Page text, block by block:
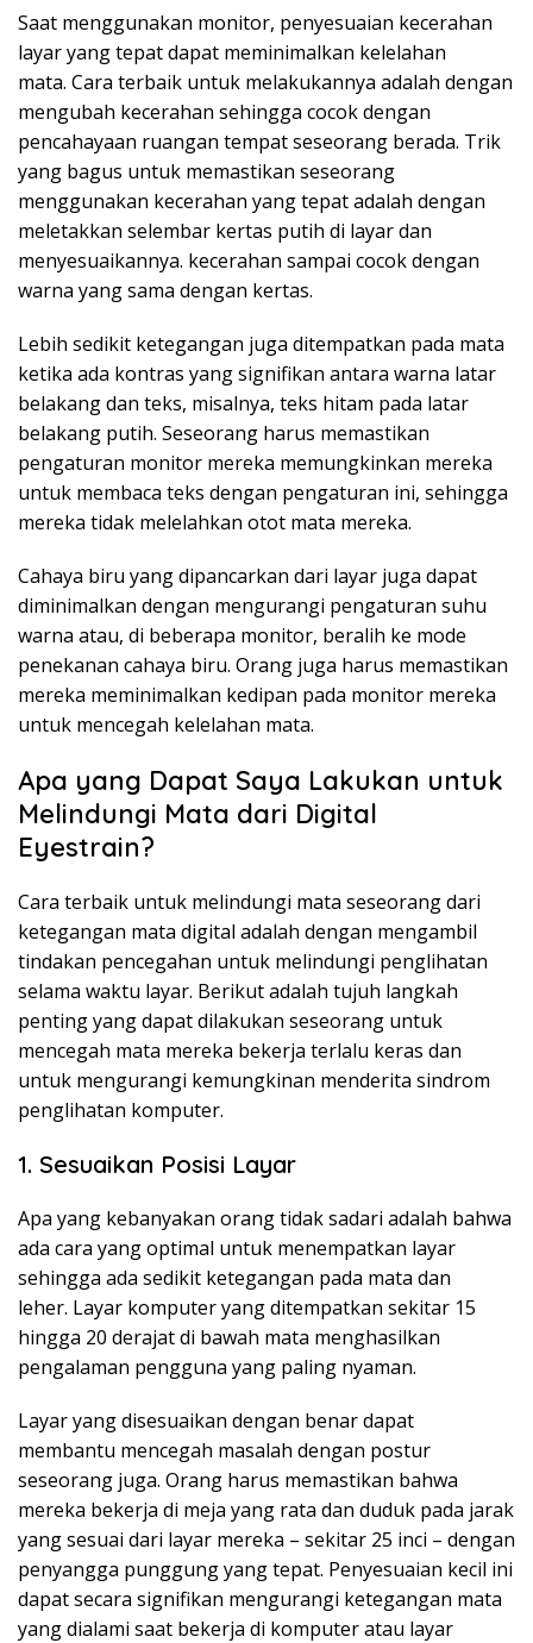
Saat menggunakan monitor, penyesuaian kecerahan
layar yang tepat dapat meminimalkan kelelahan
mata. Cara terbaik untuk melakukannya adalah dengan
mengubah kecerahan sehingga cocok dengan
pencahayaan ruangan tempat seseorang berada. Trik
yang bagus untuk memastikan seseorang
menggunakan kecerahan yang tepat adalah dengan
meletakkan selembar kertas putih di layar dan
menyesuaikannya. kecerahan sampai cocok dengan
warna yang sama dengan kertas.
Lebih sedikit ketegangan juga ditempatkan pada mata
ketika ada kontras yang signifikan antara warna latar
belakang dan teks, misalnya, teks hitam pada latar
belakang putih. Seseorang harus memastikan
pengaturan monitor mereka memungkinkan mereka
untuk membaca teks dengan pengaturan ini, sehingga
mereka tidak melelahkan otot mata mereka.
Cahaya biru yang dipancarkan dari layar juga dapat
diminimalkan dengan mengurangi pengaturan suhu
warna atau, di beberapa monitor, beralih ke mode
penekanan cahaya biru. Orang juga harus memastikan
mereka meminimalkan kedipan pada monitor mereka
untuk mencegah kelelahan mata.
Apa yang Dapat Saya Lakukan untuk
Melindungi Mata dari Digital
Eyestrain?
Cara terbaik untuk melindungi mata seseorang dari
ketegangan mata digital adalah dengan mengambil
tindakan pencegahan untuk melindungi penglihatan
selama waktu layar. Berikut adalah tujuh langkah
penting yang dapat dilakukan seseorang untuk
mencegah mata mereka bekerja terlalu keras dan
untuk mengurangi kemungkinan menderita sindrom
penglihatan komputer.
1. Sesuaikan Posisi Layar
Apa yang kebanyakan orang tidak sadari adalah bahwa
ada cara yang optimal untuk menempatkan layar
sehingga ada sedikit ketegangan pada mata dan
leher. Layar komputer yang ditempatkan sekitar 15
hingga 20 derajatdi bawah mata menghasilkan
pengalaman pengguna yang paling nyaman.
Layar yang disesuaikan dengan benar dapat
membantu mencegah masalah dengan postur
seseorang juga. Orang harus memastikan bahwa
mereka bekerja di meja yang rata dan duduk pada jarak
yang sesuai dari layar mereka – sekitar 25 inci – dengan
penyangga punggung yang tepat. Penyesuaian kecil ini
dapat secara signifikan mengurangi ketegangan mata
yang dialami saat bekerja di komputer atau layar